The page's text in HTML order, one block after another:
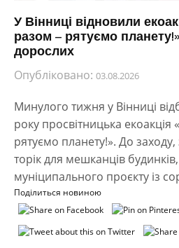
У Вінниці відновили
разом – рятуємо
дорослих
Опубліковано: 03.08.2026
Минулого тижня у Вінниці
року просвітницька
рятуємо планету!». До
торік для мешканців
муніципального проєкту із
Поділиться новиною